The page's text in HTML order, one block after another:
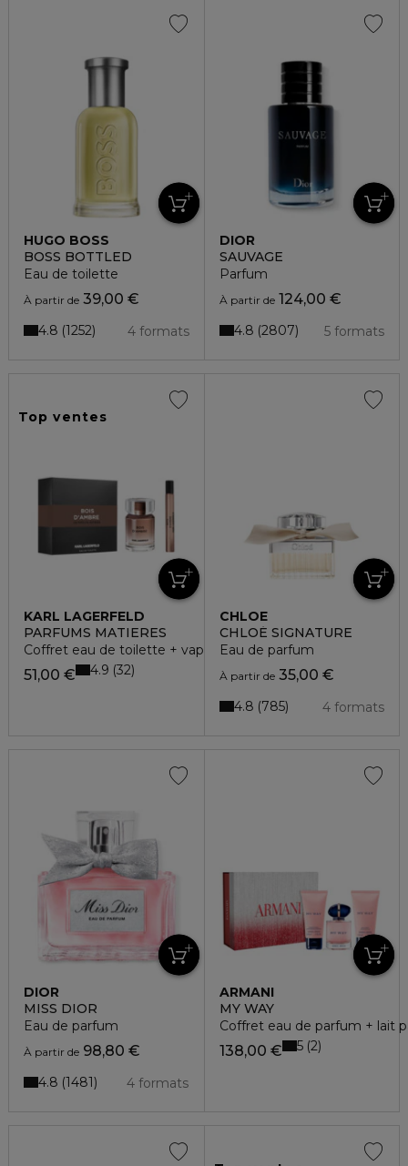
HUGO BOSS
BOSS BOTTLED
Eau de toilette
À partir de 39,00 €
4 formats
4.8 1252
DIOR
SAUVAGE
Parfum
À partir de124,00 €
5 formats
4.8 2807
Top ventes
KARL LAGERFELD
PARFUMS MATIERES
Coffret eau de toilette + vaporisateur
51,00 € 4.9 32
CHLOE
CHLOÉ SIGNATURE
Eau de parfum
À partir de35,00 €
4 formats
4.8 785
DIOR
MISS DIOR
Eau de parfum
À partir de 98,80 €
4 formats
4.8 1481
ARMANI
MY WAY
Coffret eau de parfum + lait
138,00 € 5 2